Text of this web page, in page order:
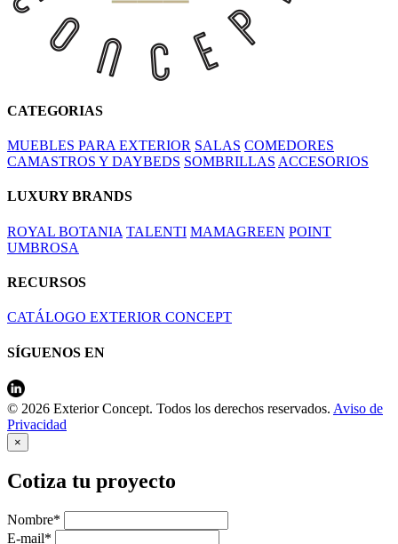
CATEGORIAS
MUEBLES PARA EXTERIOR SALAS COMEDORES
CAMASTROS Y DAYBEDS SOMBRILLAS ACCESORIOS
LUXURY BRANDS
ROYAL BOTANIA TALENTI MAMAGREEN POINT
UMBROSA
RECURSOS
CATÁLOGO EXTERIOR CONCEPT
SÍGUENOS EN
© 2026 Exterior Concept. Todos los derechos reservados. Aviso de
Privacidad
×
Cotiza tu proyecto
Nombre*
E-mail*